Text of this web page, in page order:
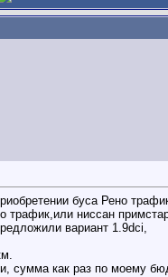
буса Рено
трафик,или ниссан
вариант 1.9dci,
сумма как раз по моему